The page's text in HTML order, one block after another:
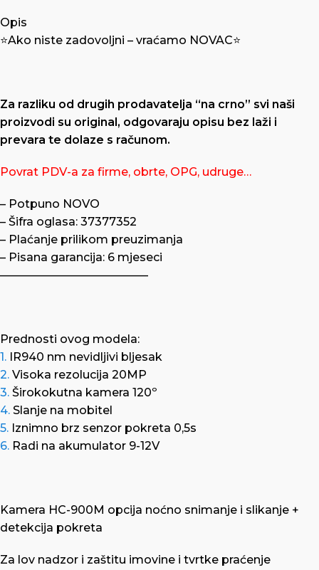
Opis
⭐️Ako niste zadovoljni – vraćamo NOVAC⭐️
Za razliku od drugih prodavatelja “na crno” svi naši
proizvodi su original, odgovaraju opisu bez laži i
prevara te dolaze s računom.
Povrat PDV-a za firme, obrte, OPG, udruge…
– Potpuno NOVO
– Šifra oglasa: 37377352
– Plaćanje prilikom preuzimanja
– Pisana garancija: 6 mjeseci
—————————————
Prednosti ovog modela:
1. IR940 nm nevidljivi bljesak
2. Visoka rezolucija 20MP
3. Širokokutna kamera 120º
4. Slanje na mobitel
5. Iznimno brz senzor pokreta 0,5s
6. Radi na akumulator 9-12V
Kamera HC-900M opcija noćno snimanje i slikanje +
detekcija pokreta
Za lov nadzor i zaštitu imovine i tvrtke praćenje